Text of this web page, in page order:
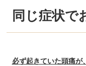
同じ症状で
必ず起きていた頭痛が